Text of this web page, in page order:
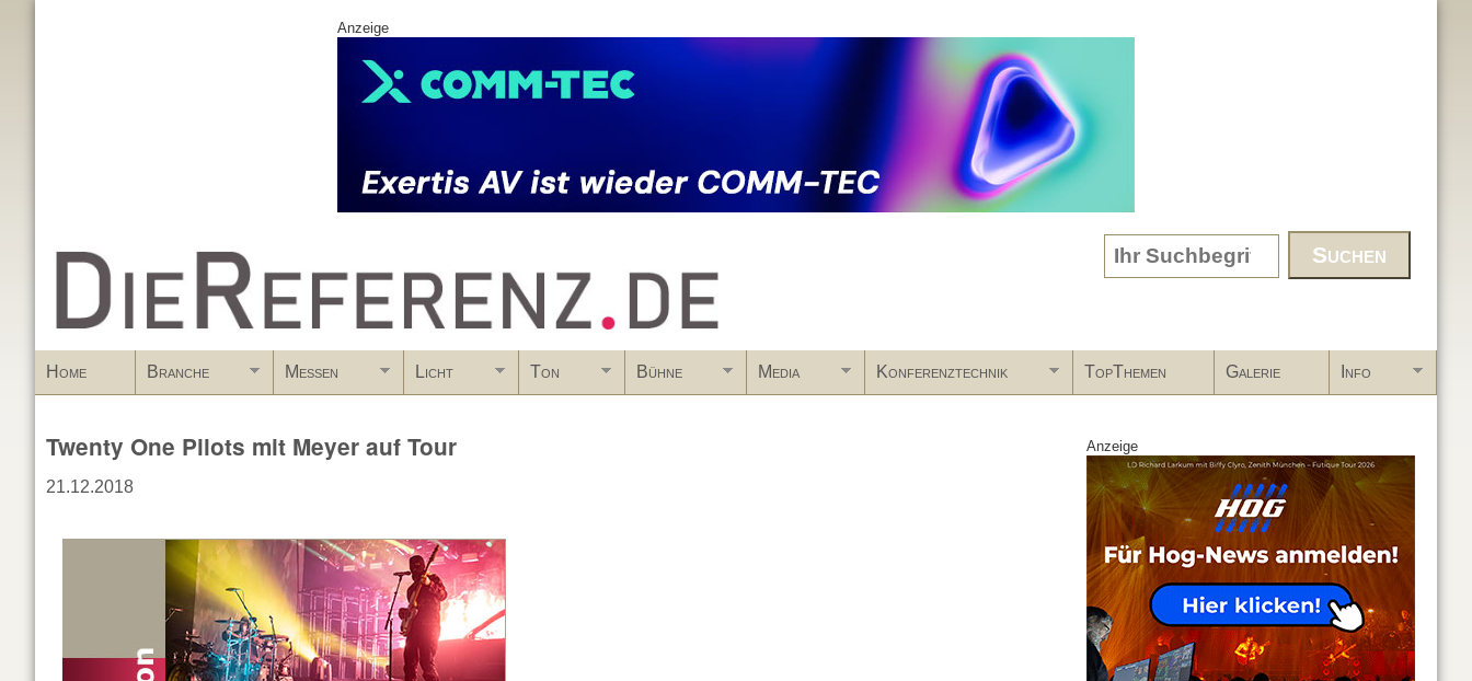
Anzeige
www.DieReferenz.de Search form
Home Branche Messen Licht Ton Bühne Media Konferenztechnik TopThemen Galerie Info
Twenty One Pilots mit Meyer auf Tour
21.12.2018
Anzeige